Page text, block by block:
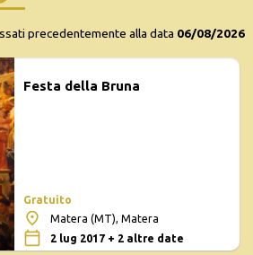
precedentemente alla data 06/08/2026
Festa della Bruna
Gratuito
Matera (MT), Matera
2 lug 2017 + 2 altre date